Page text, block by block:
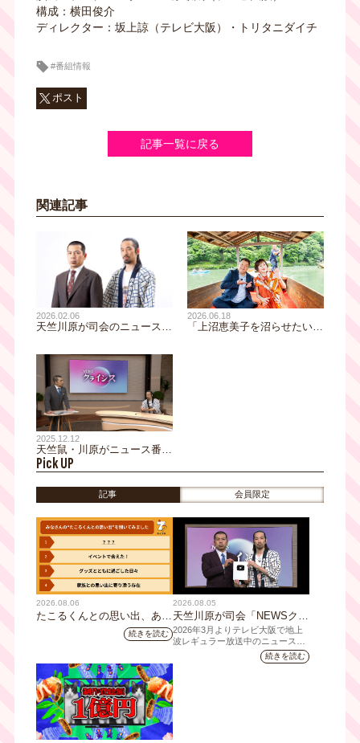
構成：横田俊介
ディレクター：坂上諒（テレビ大阪）・トリタニダイチ
#番組情報
ポスト
記事一覧に戻る
関連記事
2026.02.06
天竺川原が司会のニュース番
放送決定！毎週水曜 深夜1時
～地上波放送＆見逃し配信あ
り
2026.06.18
「上沼恵美子を沼らせたい」
2025.12.12
天竺鼠・川原がニュース番組
の司会に初挑戦！そして、真
空ジェシカ・川北がコメンテ
ーターとして登場。社会のあ
らゆる"危機（クライシ
Pick UP
記事 会員限定
2026.08.06
たこるくんとの思い出、あり
ますか？会員のみなさんに聞
続きを読む
2026.08.05
天竺川原が司会「NEWSクラ
イシス」チャンネル登録者数
10万人突破！テレビ大阪の番
組史上最速記録を更新
2026年3月よりテレビ大阪で地上
波レギュラー放送中のニュース番
組「NEWSクライシス」が、この
たび2026年7月12日(日)に、
続きを読む